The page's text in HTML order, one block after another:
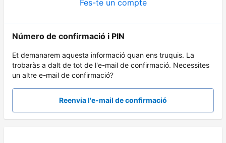
Fes-te un compte
Número de confirmació i PIN
Et demanarem aquesta informació quan ens truquis. La
trobaràs a dalt de tot de l'e-mail de confirmació. Necessites
un altre e-mail de confirmació?
Reenvia l'e-mail de confirmació